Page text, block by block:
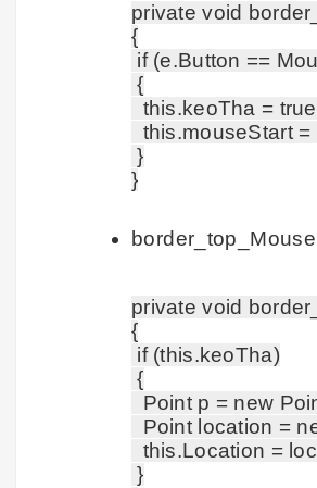
private void
{
if (e.Button ==
{
this.keoTha =
this.mouseStart =
}
private void
{
if (this.keoTha)
{
Point p = new
Point location =
this.Location =
}